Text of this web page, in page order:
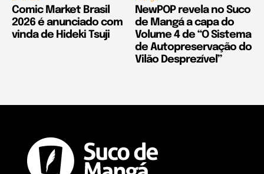
Comic Market Brasil
2026 é anunciado com
vinda de Hideki Tsuji
NewPOP revela no Suco
de Mangá a capa do
Volume 4 de “O Sistema
de Autopreservação do
Vilão Desprezível”